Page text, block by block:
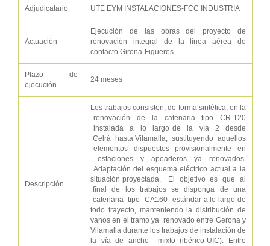
Adjudicatario UTE EYM INSTALACIONES-FCC INDUSTRIA
Actuación
Ejecución de las obras del proyecto de
renovación integral de la línea aérea de
contacto Girona-Figueres
Plazo de
ejecución
24 meses
Descripción
Los trabajos consisten, de forma sintética, en la
renovación de la catenaria tipo CR‐120
instalada a lo largo de la vía 2 desde
Celrà hasta Vilamalla, sustituyendo aquellos
elementos dispuestos provisionalmente en
estaciones y apeaderos ya renovados.
Adaptación del esquema eléctrico actual a la
situación proyectada. El objetivo es que al
final de los trabajos se disponga de una
catenaria tipo CA160 estándar a lo largo de
todo trayecto, manteniendo la distribución de
vanos en el tramo ya renovado entre Gerona y
Vilamalla durante los trabajos de instalación de
la vía de ancho mixto (ibérico‐UIC). Entre